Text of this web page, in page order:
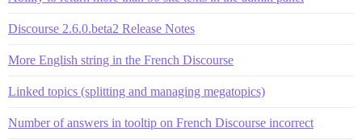
Discourse 2.6.0.beta2 Release Notes
More English string in the French Discourse
Linked topics (splitting and managing megatopics)
Number of answers in tooltip on French Discourse incorrect